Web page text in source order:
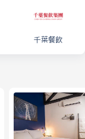
千葉餐飲